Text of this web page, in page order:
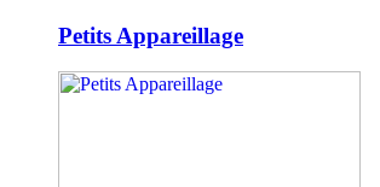
Petits Appareillage